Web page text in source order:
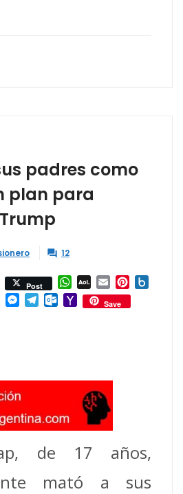
padres como
plan para
 12
Post WhatsApp
AOL
Mail
Email Pinterest
RedditMessenger
TelegramOutlook.com
YahooSave
de 17 años,
mató a sus